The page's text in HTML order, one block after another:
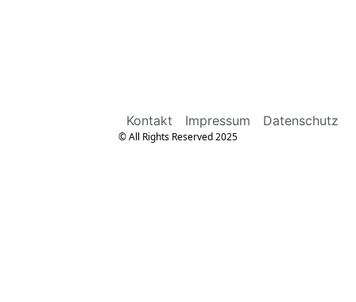
Kontakt Impressum Datenschutz
© All Rights Reserved 2025